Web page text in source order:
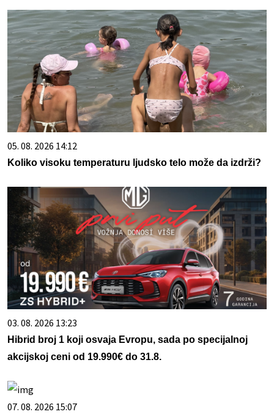
05. 08. 2026 14:12
Koliko visoku temperaturu ljudsko telo može da izdrži?
03. 08. 2026 13:23
Hibrid broj 1 koji osvaja Evropu, sada po specijalnoj
akcijskoj ceni od 19.990€ do 31.8.
07. 08. 2026 15:07